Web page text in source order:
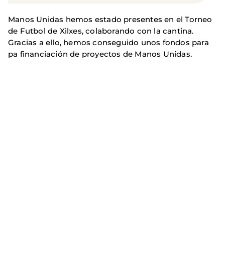
Manos Unidas hemos estado presentes en el Torneo
de Futbol de Xilxes, colaborando con la cantina.
Gracias a ello, hemos conseguido unos fondos para
pa financiación de proyectos de Manos Unidas.